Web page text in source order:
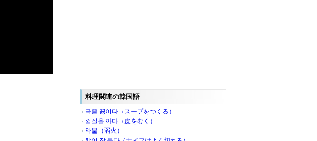
料理関連の韓国語
국을 끓이다（スープをつくる）
껍질을 까다（皮をむく）
약불（弱火）